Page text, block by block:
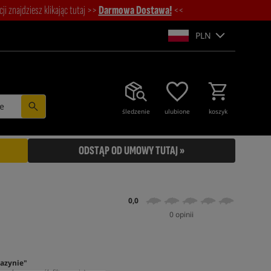
znajdziesz klikając tutaj >>Darmowa Dostawa! <<
PLN
śledzenie ulubione koszyk
ODSTĄP OD UMOWY TUTAJ »
0,0
0 opinii